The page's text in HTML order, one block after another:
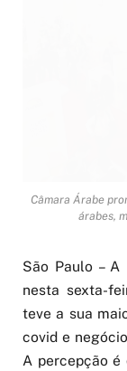
Câmara Árabe
árabes,
São Paulo –
nesta sexta-
teve a sua
covid e
A percepção é